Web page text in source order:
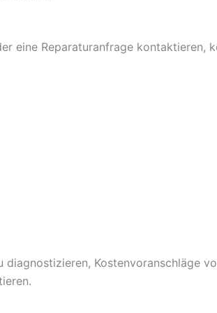
eine Reparaturanfrage kontaktieren,
Kostenvoranschläge